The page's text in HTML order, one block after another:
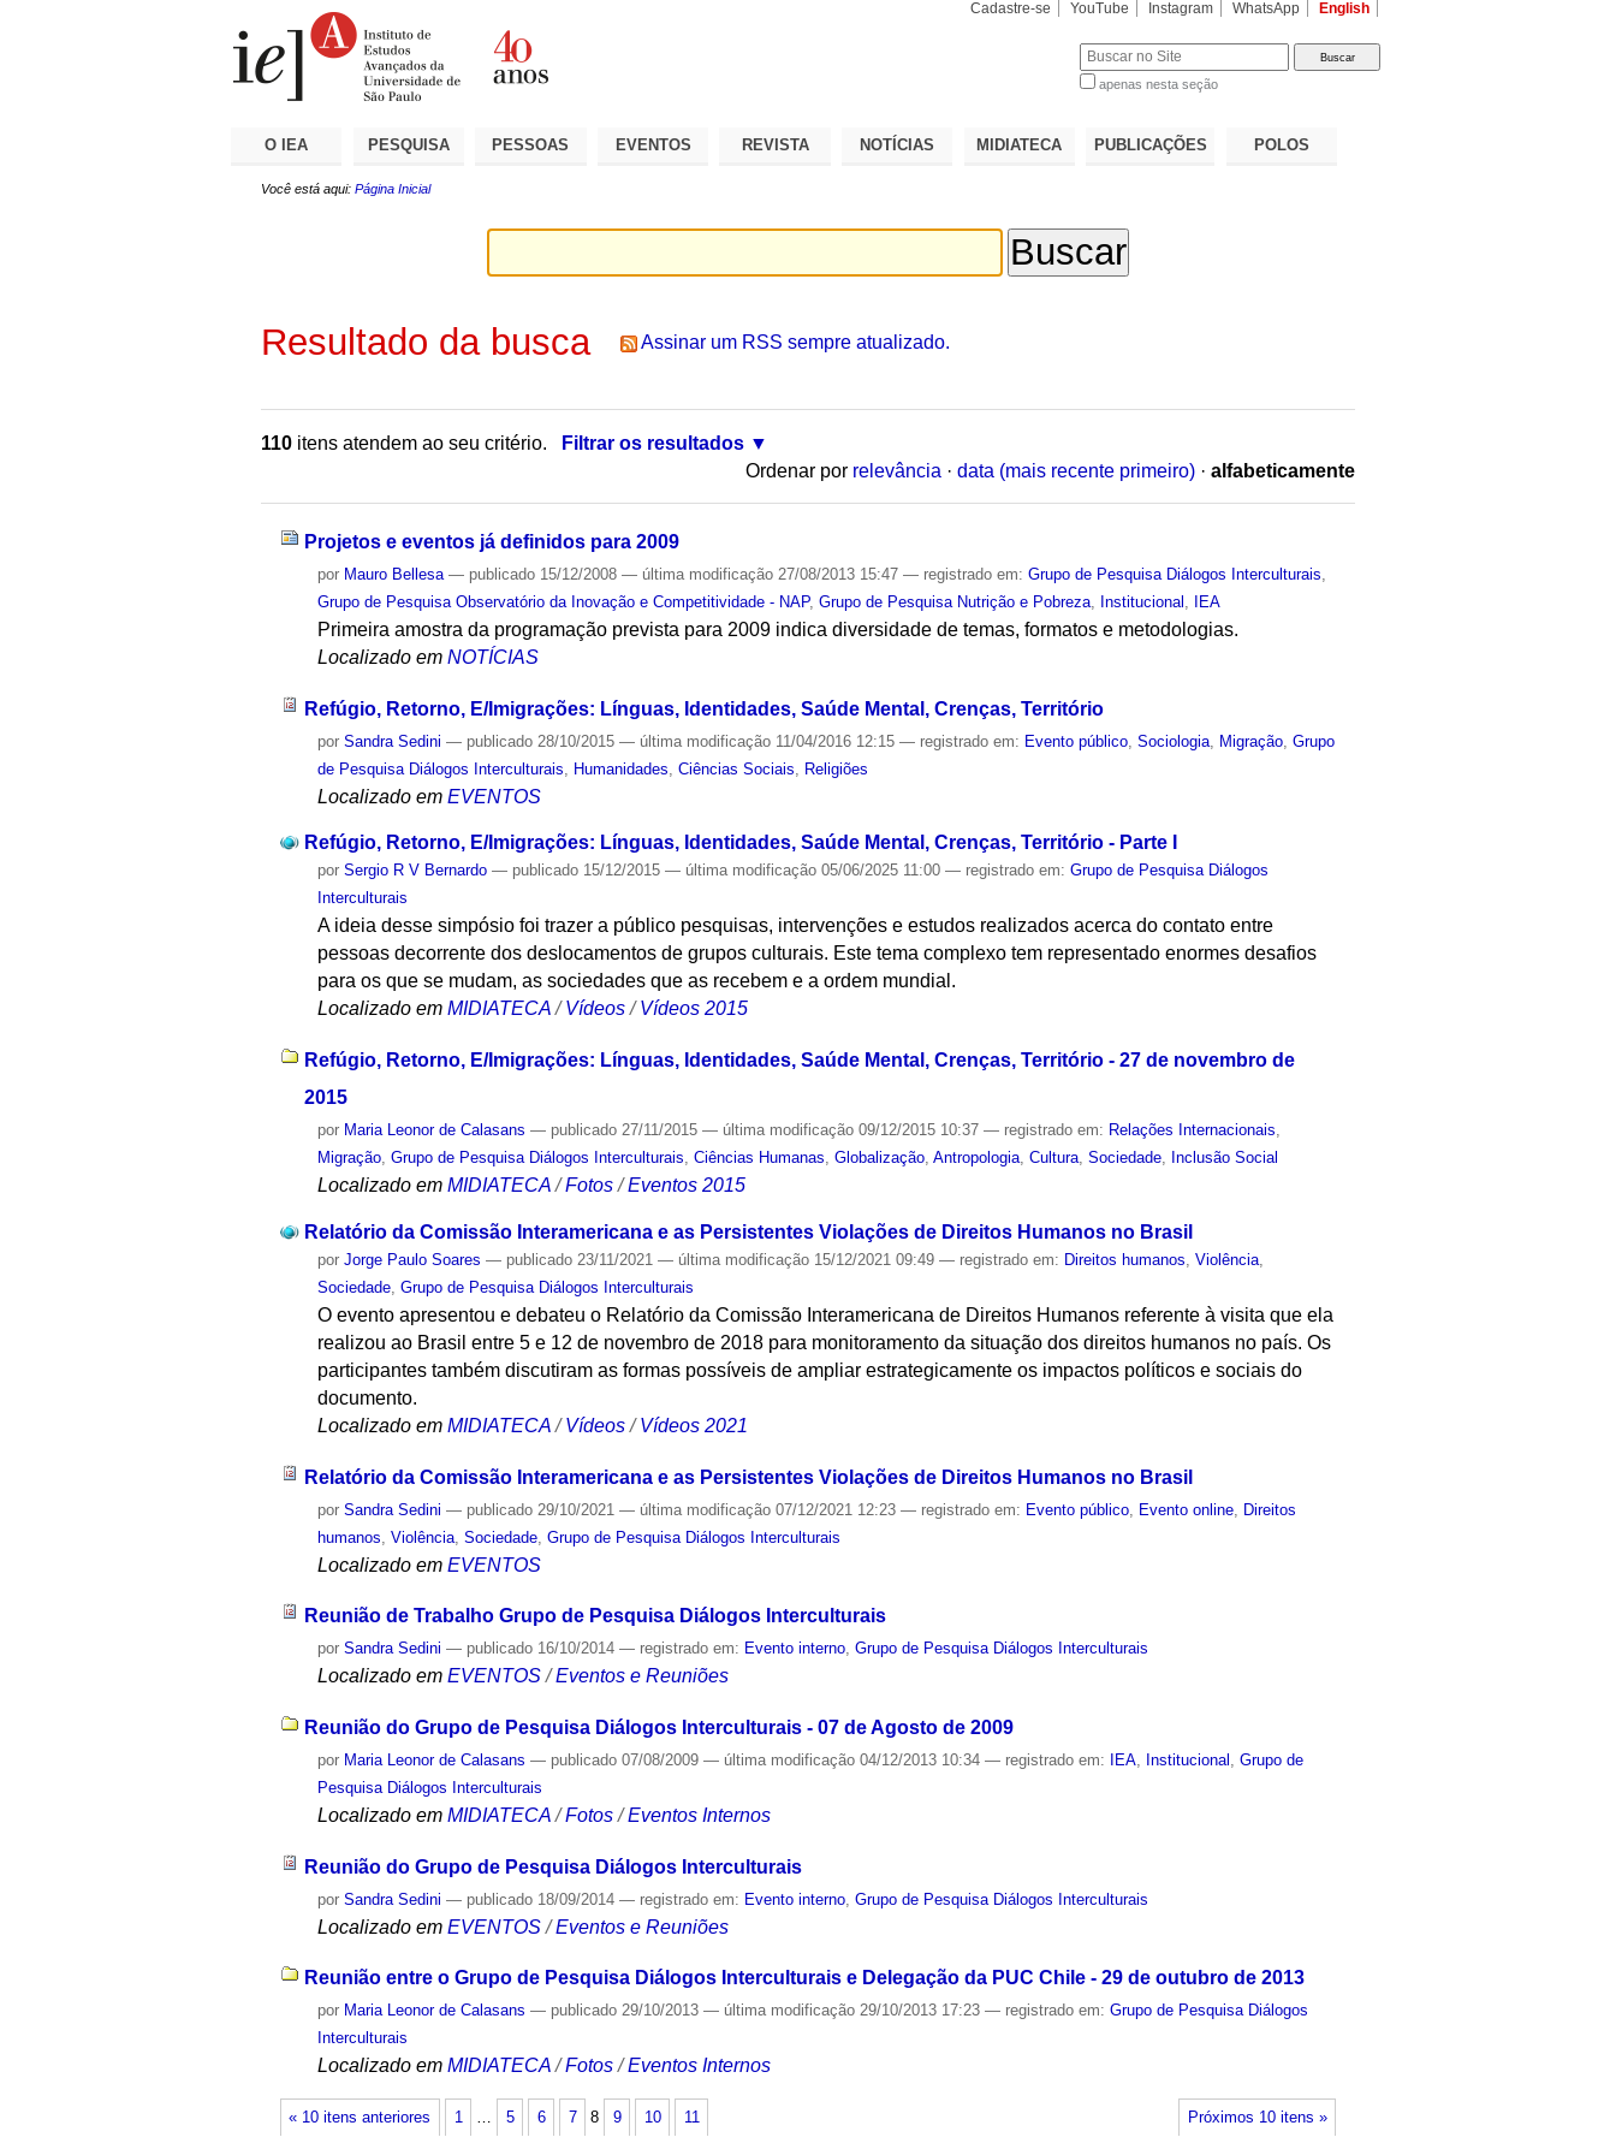
Cadastre-se YouTube Instagram WhatsApp English
apenas nesta seção
O IEA PESQUISA PESSOAS EVENTOS REVISTA NOTÍCIAS MIDIATECA PUBLICAÇÕES POLOS
Você está aqui: Página Inicial
Resultado da busca Assinar um RSS sempre atualizado.
110 itens atendem ao seu critério.
Filtrar os resultados
Ordenar por relevância · data (mais recente primeiro) · alfabeticamente
Projetos e eventos já definidos para 2009
por Mauro Bellesa — publicado 15/12/2008— última modificação 27/08/2013 15:47— registrado em:Grupo de Pesquisa Diálogos Interculturais
Grupo de Pesquisa Observatório da Inovação e Competitividade - NAP,Grupo de Pesquisa Nutrição e Pobreza Institucional IEA
Primeira amostra da programação prevista para 2009 indica diversidade de temas, formatos e metodologias.
Localizado em NOTÍCIAS
Refúgio, Retorno, E/Imigrações: Línguas, Identidades, Saúde Mental, Crenças, Território
porSandra Sedini — publicado 28/10/2015— última modificação 11/04/2016 12:15— registrado em: Evento público ,Sociologia Migração ,Grupo
de Pesquisa Diálogos Interculturais
Humanidades ,Ciências Sociais Religiões
Localizado em EVENTOS
Refúgio, Retorno, E/Imigrações: Línguas, Identidades, Saúde Mental, Crenças, Território - Parte I
porSergio R V Bernardo — publicado 15/12/2015— última modificação 05/06/2025 11:00— registrado em:Grupo de Pesquisa Diálogos
Interculturais
A ideia desse simpósio foi trazer a público pesquisas, intervenções e estudos realizados acerca do contato entre
pessoas decorrente dos deslocamentos de grupos culturais. Este tema complexo tem representado enormes desafios
para os que se mudam, as sociedades que as recebem e a ordem mundial.
Localizado em MIDIATECA /Vídeos /Vídeos 2015
Refúgio, Retorno, E/Imigrações: Línguas, Identidades, Saúde Mental, Crenças, Território - 27 de novembro de
2015
por Maria Leonor de Calasans — publicado 27/11/2015— última modificação 09/12/2015 10:37— registrado em: Relações Internacionais,
Migração,Grupo de Pesquisa Diálogos Interculturais,Ciências Humanas,Globalização,Antropologia,Cultura,Sociedade, Inclusão Social
Localizado em MIDIATECA /Fotos /Eventos 2015
Relatório da Comissão Interamericana e as Persistentes Violações de Direitos Humanos no Brasil
porJorge Paulo Soares — publicado 23/11/2021— última modificação 15/12/2021 09:49— registrado em: Direitos humanos ,Violência
Sociedade ,Grupo de Pesquisa Diálogos Interculturais
O evento apresentou e debateu o Relatório da Comissão Interamericana de Direitos Humanos referente à visita que ela
realizou ao Brasil entre 5 e 12 de novembro de 2018 para monitoramento da situação dos direitos humanos no país. Os
participantes também discutiram as formas possíveis de ampliar estrategicamente os impactos políticos e sociais do
documento.
Localizado em MIDIATECA /Vídeos /Vídeos 2021
Relatório da Comissão Interamericana e as Persistentes Violações de Direitos Humanos no Brasil
porSandra Sedini — publicado 29/10/2021— última modificação 07/12/2021 12:23— registrado em: Evento público Evento online Direitos
humanos ,Violência ,Sociedade ,Grupo de Pesquisa Diálogos Interculturais
Localizado em EVENTOS
Reunião de Trabalho Grupo de Pesquisa Diálogos Interculturais
porSandra Sedini — publicado 16/10/2014— registrado em: Evento interno,Grupo de Pesquisa Diálogos Interculturais
Localizado em EVENTOS /Eventos e Reuniões
Reunião do Grupo de Pesquisa Diálogos Interculturais - 07 de Agosto de 2009
por Maria Leonor de Calasans — publicado 07/08/2009— última modificação 04/12/2013 10:34— registrado em: IEA Institucional ,Grupo de
Pesquisa Diálogos Interculturais
Localizado em MIDIATECA /Fotos /Eventos Internos
Reunião do Grupo de Pesquisa Diálogos Interculturais
porSandra Sedini — publicado 18/09/2014— registrado em: Evento interno ,Grupo de Pesquisa Diálogos Interculturais
Localizado em EVENTOS /Eventos e Reuniões
Reunião entre o Grupo de Pesquisa Diálogos Interculturais e Delegação da PUC Chile - 29 de outubro de 2013
por Maria Leonor de Calasans — publicado 29/10/2013— última modificação 29/10/2013 17:23— registrado em:Grupo de Pesquisa Diálogos
Interculturais
Localizado em MIDIATECA /Fotos /Eventos Internos
« 10 itens anteriores Próximos 10 itens »
1 5 6 7 8 9 10 11